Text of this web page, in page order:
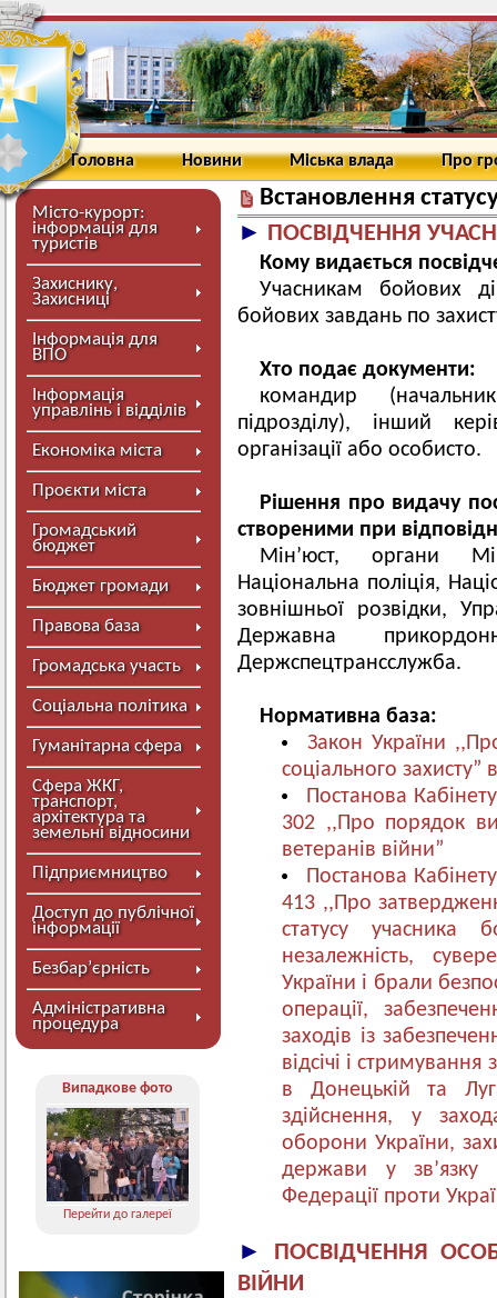
Головна Новини Міська влада Про
Місто-курорт:
інформація для
туристів
Захиснику,
Захисниці
Інформація для
ВПО
Інформація
управлінь і відділів
Економіка міста
Проєкти міста
Громадський
бюджет
Бюджет громади
Правова база
Громадська участь
Соціальна політика
Гуманітарна сфера
Сфера ЖКГ,
транспорт,
архітектура та
земельні відносини
Підприємництво
Доступ до публічної
інформації
Безбар’єрність
Адміністративна
процедура
Випадкове фото
Перейти до галереї
Встановлення
► ПОСВІДЧЕННЯ
Кому видається
Учасникам бойових
бойових завдань по
Хто подає документи:
командир
підрозділу), інший
організації або особисто.
Рішення про видачу
створеними при
Мін’юст, органи
Національна поліція,
зовнішньої розвідки,
Державна
Держспецтрансслужба.
Нормативна база:
Закон України
соціального
Постанова
302 ,,Про порядок
ветеранів війни”
Постанова
413 ,,Про
статусу учасника
незалежність,
України і брали
операції,
заходів із
відсічі і стримування
в Донецькій та
здійснення, у
оборони України,
держави у зв’язку
Федерації проти
►
ПОСВІДЧЕННЯ
ВІЙНИ